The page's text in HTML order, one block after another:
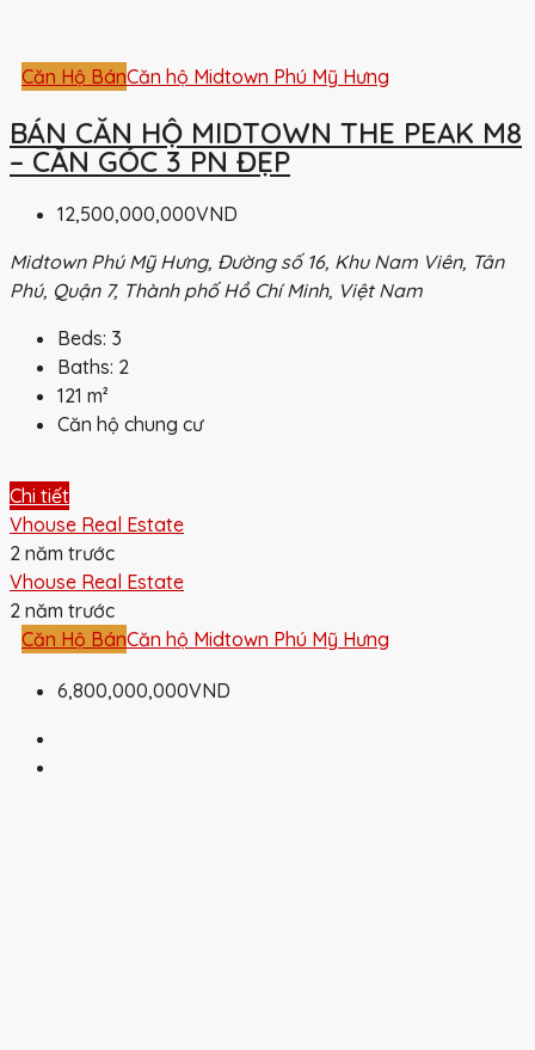
Căn Hộ BánCăn hộ Midtown Phú Mỹ Hưng
BÁN CĂN HỘ MIDTOWN THE PEAK M8
– CĂN GÓC 3 PN ĐẸP
12,500,000,000VND
Midtown Phú Mỹ Hưng, Đường số 16, Khu Nam Viên, Tân
Phú, Quận 7, Thành phố Hồ Chí Minh, Việt Nam
Beds: 3
Baths: 2
121 m²
Căn hộ chung cư
Chi tiết
Vhouse Real Estate
2 năm trước
Vhouse Real Estate
2 năm trước
Căn Hộ BánCăn hộ Midtown Phú Mỹ Hưng
6,800,000,000VND